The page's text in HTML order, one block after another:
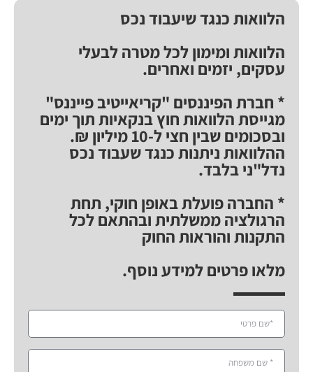
הלוואות כנגד שיעבוד נכס
הלוואות ומימון לכל מטרה לבעלי
עסקים, יזמים ואחרים.
* חברת הפיננסים "קריאייטיב פייננס"
מגייסת הלוואות חוץ בנקאיות תוך ימים
ובסכומים שבין חצי ל-10 מיליון ₪.
ההלוואות ניתנות כנגד שעבוד נכס
נדל"ני בלבד.
* החברה פועלת באופן חוקי, תחת
הרגולציה ממשלתית ובהתאם לכל
התקנות והוראות החוק
מלאו פרטים למידע נוסף.